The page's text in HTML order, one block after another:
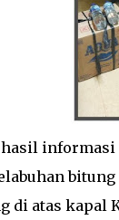
informasi
di atas